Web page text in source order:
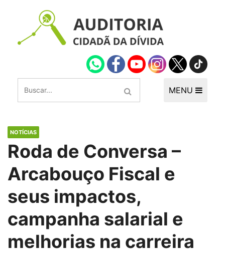
MENU
NOTÍCIAS
Roda de Conversa –
Arcabouço Fiscal e
seus impactos,
campanha salarial e
melhorias na carreira